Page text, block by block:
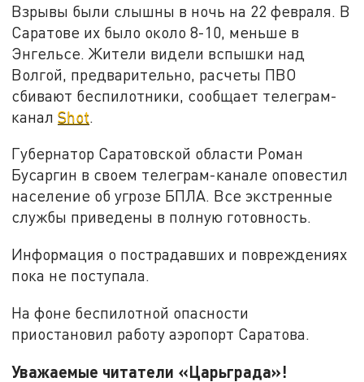
Взрывы были слышны в ночь на 22 февраля. В
Саратове их было около 8-10, меньше в
Энгельсе. Жители видели вспышки над
Волгой, предварительно, расчеты ПВО
сбивают беспилотники, сообщает телеграм-
каналShot.
Губернатор Саратовской области Роман
Бусаргин в своем телеграм-канале оповестил
население об угрозе БПЛА. Все экстренные
службы приведены в полную готовность.
Информация о пострадавших и повреждениях
пока не поступала.
На фоне беспилотной опасности
приостановил работу аэропорт Саратова.
Уважаемые читатели «Царьграда»!